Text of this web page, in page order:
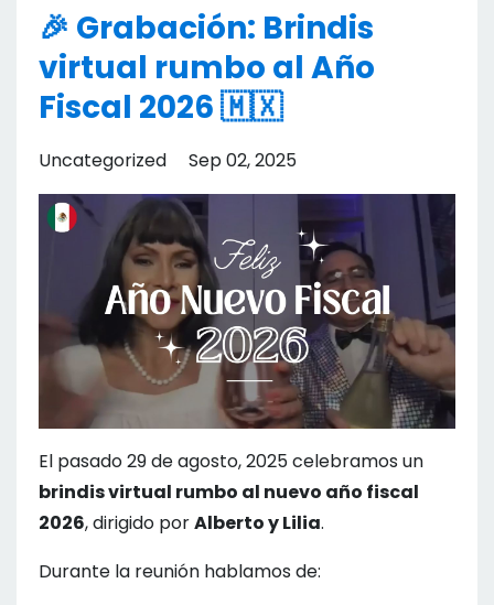
🎉 Grabación: Brindis
virtual rumbo al Año
Fiscal 2026 🇲🇽
Uncategorized Sep 02, 2025
El pasado 29 de agosto, 2025 celebramos un
brindis virtual rumbo al nuevo año fiscal
2026, dirigido porAlberto y Lilia.
Durante la reunión hablamos de: